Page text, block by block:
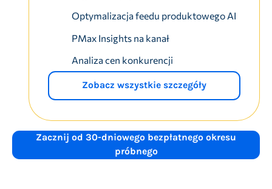
Optymalizacja feedu produktowego AI
PMax Insights na kanał
Analiza cen konkurencji
Zobacz wszystkie szczegóły
Zacznij od 30-dniowego bezpłatnego okresu
próbnego